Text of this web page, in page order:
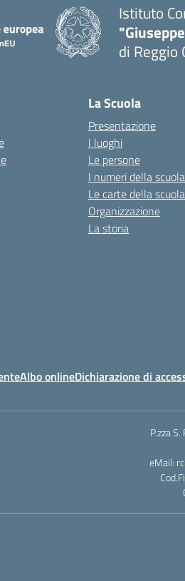
Istituto
di Reggio
La Scuola
Presentazione
I luoghi
Le persone
I numeri della scuola
Le carte della scuola
Organizzazione
La storia
Albo onlineDichiarazione di
P.zza
eMail: